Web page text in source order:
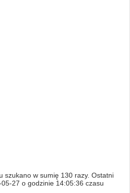
szukano w sumię 130 razy. Ostatni
27 o godzinie 14:05:36 czasu